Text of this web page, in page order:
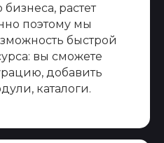
растет
поэтому мы
быстрой
вы сможете
добавить
каталоги.